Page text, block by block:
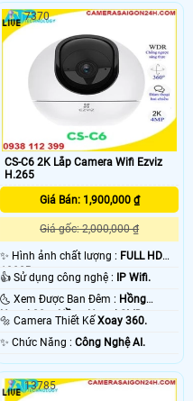
khắc ngọt ngào, bảo vệ gia đình bạn
và cập nhật cho bạn về những gì
đang xảy ra ở nhà khi bạn đi vắng.
CS-C6 2K Lắp Camera Wifi Ezviz
H.265
Giá Bán: 1,900,000 ₫
Giá gốc: 2,000,000 ₫
✨ Hình ảnh chất lượng : FULL HD
1080P .
👍 Sử dụng công nghệ : IP Wifi.
🌜 Xem Được Ban Đêm : Hồng
Ngoại 20m Hồng Ngoại SMD.
🔩 Camera Thiết KếXoay 360.
️✨ Chức Năng :Công Nghệ AI.
7370
13785